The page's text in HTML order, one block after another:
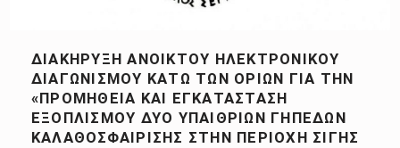
ΔΙΑΚΉΡΥΞΗ ΑΝΟΙΚΤΟΎ ΗΛΕΚΤΡΟΝΙΚΟΎ
ΔΙΑΓΩΝΙΣΜΟΎ ΚΆΤΩ ΤΩΝ ΟΡΊΩΝ ΓΙΑ ΤΗΝ
«ΠΡΟΜΉΘΕΙΑ ΚΑΙ ΕΓΚΑΤΆΣΤΑΣΗ
ΕΞΟΠΛΙΣΜΟΎ ΔΎΟ ΥΠΑΊΘΡΙΩΝ ΓΗΠΈΔΩΝ
ΚΑΛΑΘΟΣΦΑΊΡΙΣΗΣ ΣΤΗΝ ΠΕΡΙΟΧΉ ΣΙΓΉΣ